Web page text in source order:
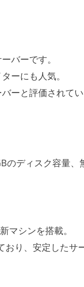
バーです。
ーにも人気。
ーと評価されてい
のディスク容量
マシンを搭載。
り、安定したサ